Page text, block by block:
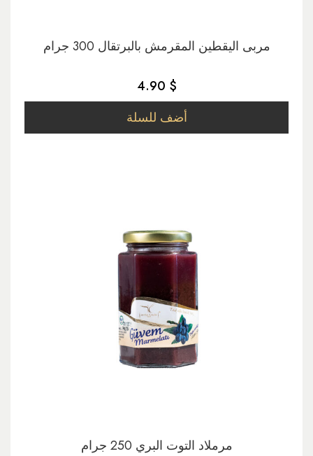
مربى اليقطين المقرمش بالبرتقال 300 جرام
4.90 $
أضف للسلة
مرملاد التوت البري 250 جرام